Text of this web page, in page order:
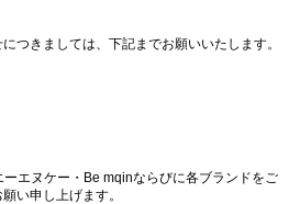
つきましては、下記までお願いいたします。
エヌケー・Be mqinならびに各ブランドをご
い申し上げます。